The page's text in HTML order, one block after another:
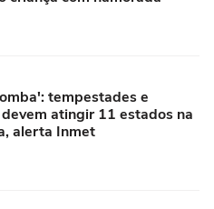
tempestades e
atingir 11 estados na
alerta Inmet